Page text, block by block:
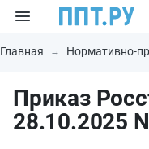
Главная Нормативно-
Приказ
28.10.2025